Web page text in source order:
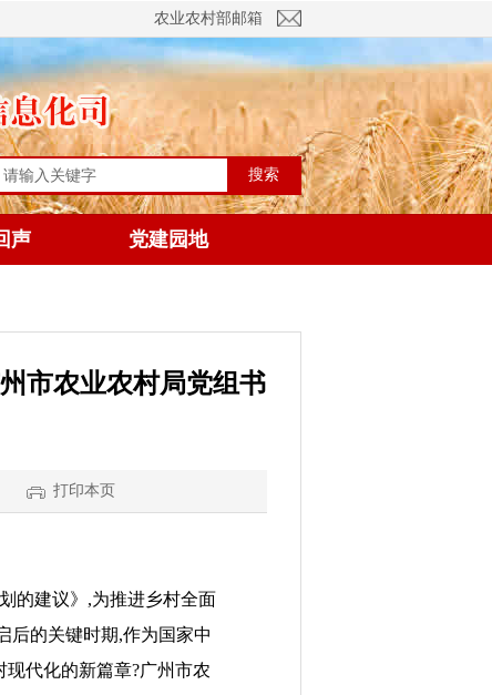
农业农村部邮箱
搜索
声 党建园地
市农业农村局党组书
打印本页
的建议》,为推进乡村全面
后的关键时期,作为国家中
代化的新篇章?广州市农